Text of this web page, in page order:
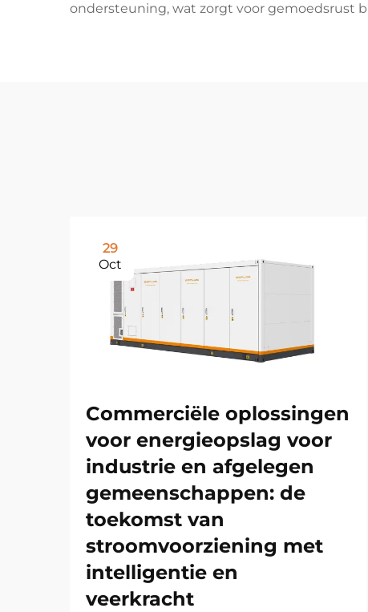
ondersteuning, wat zorgt voor gemoedsrust
29
Oct
Commerciële oplossingen
voor energieopslag voor
industrie en afgelegen
gemeenschappen: de
toekomst van
stroomvoorziening met
intelligentie en
veerkracht